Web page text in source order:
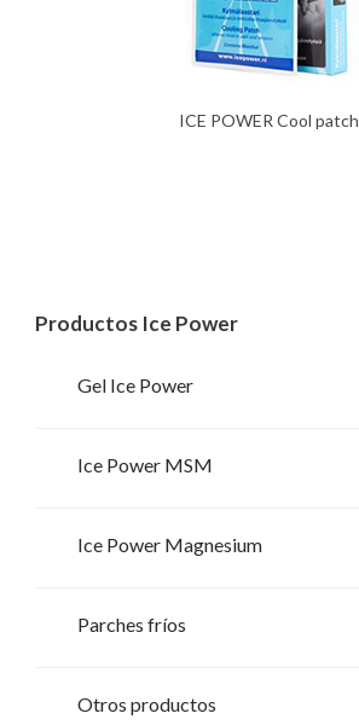
ICE POWER Cool patch
Productos Ice Power
Gel Ice Power
Ice Power MSM
Ice Power Magnesium
Parches fríos
Otros productos